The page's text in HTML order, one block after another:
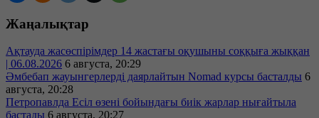
Жаңалықтар
Ақтауда жасөспірімдер 14 жастағы оқушыны соққыға жыққан
| 06.08.2026 6 августа, 20:29
Әмбебап жауынгерлерді даярлайтын Nomad курсы басталды 6
августа, 20:28
Петропавлда Есіл өзені бойындағы биік жарлар нығайтыла
бастады 6 августа, 20:27